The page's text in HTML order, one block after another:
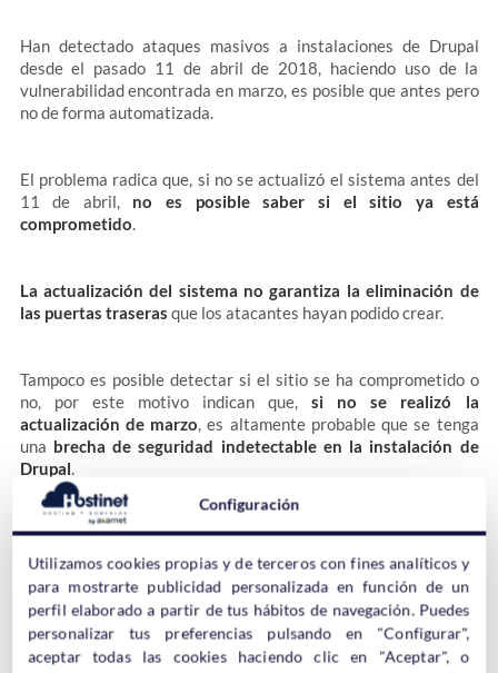
Han detectado ataques masivos a instalaciones de Drupal
desde el pasado 11 de abril de 2018, haciendo uso de la
vulnerabilidad encontrada en marzo, es posible que antes pero
no de forma automatizada.
El problema radica que, si no se actualizó el sistema antes del
11 de abril, no es posible saber si el sitio ya está
comprometido.
La actualización del sistema no garantiza la eliminación de
las puertas traseras que los atacantes hayan podido crear.
Tampoco es posible detectar si el sitio se ha comprometido o
no, por este motivo indican que, si no se realizó la
actualización de marzo, es altamente probable que se tenga
una brecha de seguridad indetectable en la instalación de
Drupal.
Qué Hacer si Drupal no se Actualizó en
su Momento
Configuración
Utilizamos cookies propias y de terceros con fines analíticos y
para mostrarte publicidad personalizada en función de un
perfil elaborado a partir de tus hábitos de navegación. Puedes
personalizar tus preferencias pulsando en "Configurar",
aceptar todas las cookies haciendo clic en "Aceptar", o